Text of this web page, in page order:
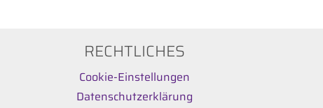
RECHTLICHES
Cookie-Einstellungen
Datenschutzerklärung